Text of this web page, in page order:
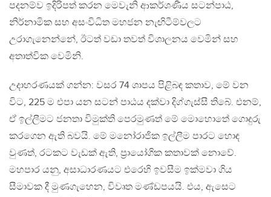
පදනම්ව ඉදිරිපත් කරන මෙවැනි ආකර්ශණීය සටන්පාඨ,
නිර්නාමික සහ අසංවිධිත මහජන නැඟිටීම්වලට
උරාගැනෙන්නේ, ඊටත් වඩා තවත් විශාලනය වෙමින් සහ
අතාත්වික වෙමිනි.
උදාහරණයක් ගන්න: වසර 74 ශාපය පිළිබඳ කතාව, මේ වන
විට, 225 ම එපා යන සටන් පාඨය දක්වා දිග්ගැස්සී තිබේ. එනම්,
ඒ ඉල්ලීමට ජනතා විමුක්ති පෙරමුණත් මේ මොහොතේ ගොදුරු
කරගෙන ඇති බවයි. මේ මනෝරාජික ඉල්ලීම පාරට හොඳ
වුණත්, රටකට වැඩක් ඇති, ප්‍රායෝගික කතාවක් නොවේ.
මහපාර යනු, අසාධාරණයට එරෙහි ඉවසීම ඉක්මවා ගිය
සීමාවක දී මුණගැහෙන, විවෘත මණ්ඩපයයි. එය, ඇසෙට